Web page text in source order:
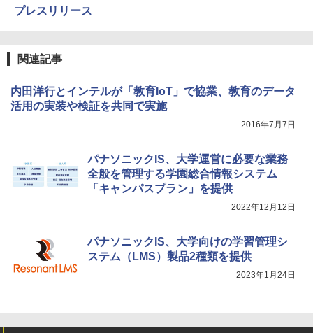
プレスリリース
関連記事
内田洋行とインテルが「教育IoT」で協業、教育のデータ
活用の実装や検証を共同で実施
2016年7月7日
パナソニックIS、大学運営に必要な業務
全般を管理する学園総合情報システム
「キャンパスプラン」を提供
2022年12月12日
パナソニックIS、大学向けの学習管理シ
ステム（LMS）製品2種類を提供
2023年1月24日